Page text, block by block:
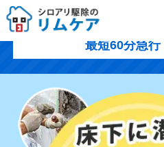
真庭市のシロアリ駆除｜
最短60分急